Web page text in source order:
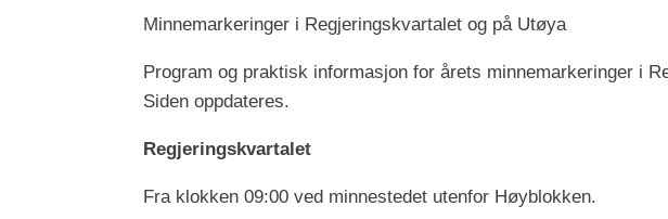
Minnemarkeringer i Regjeringskvartalet og på Utøya
Program og praktisk informasjon for årets minnemarkeringer i
Siden oppdateres.
Regjeringskvartalet
Fra klokken 09:00 ved minnestedet utenfor Høyblokken.